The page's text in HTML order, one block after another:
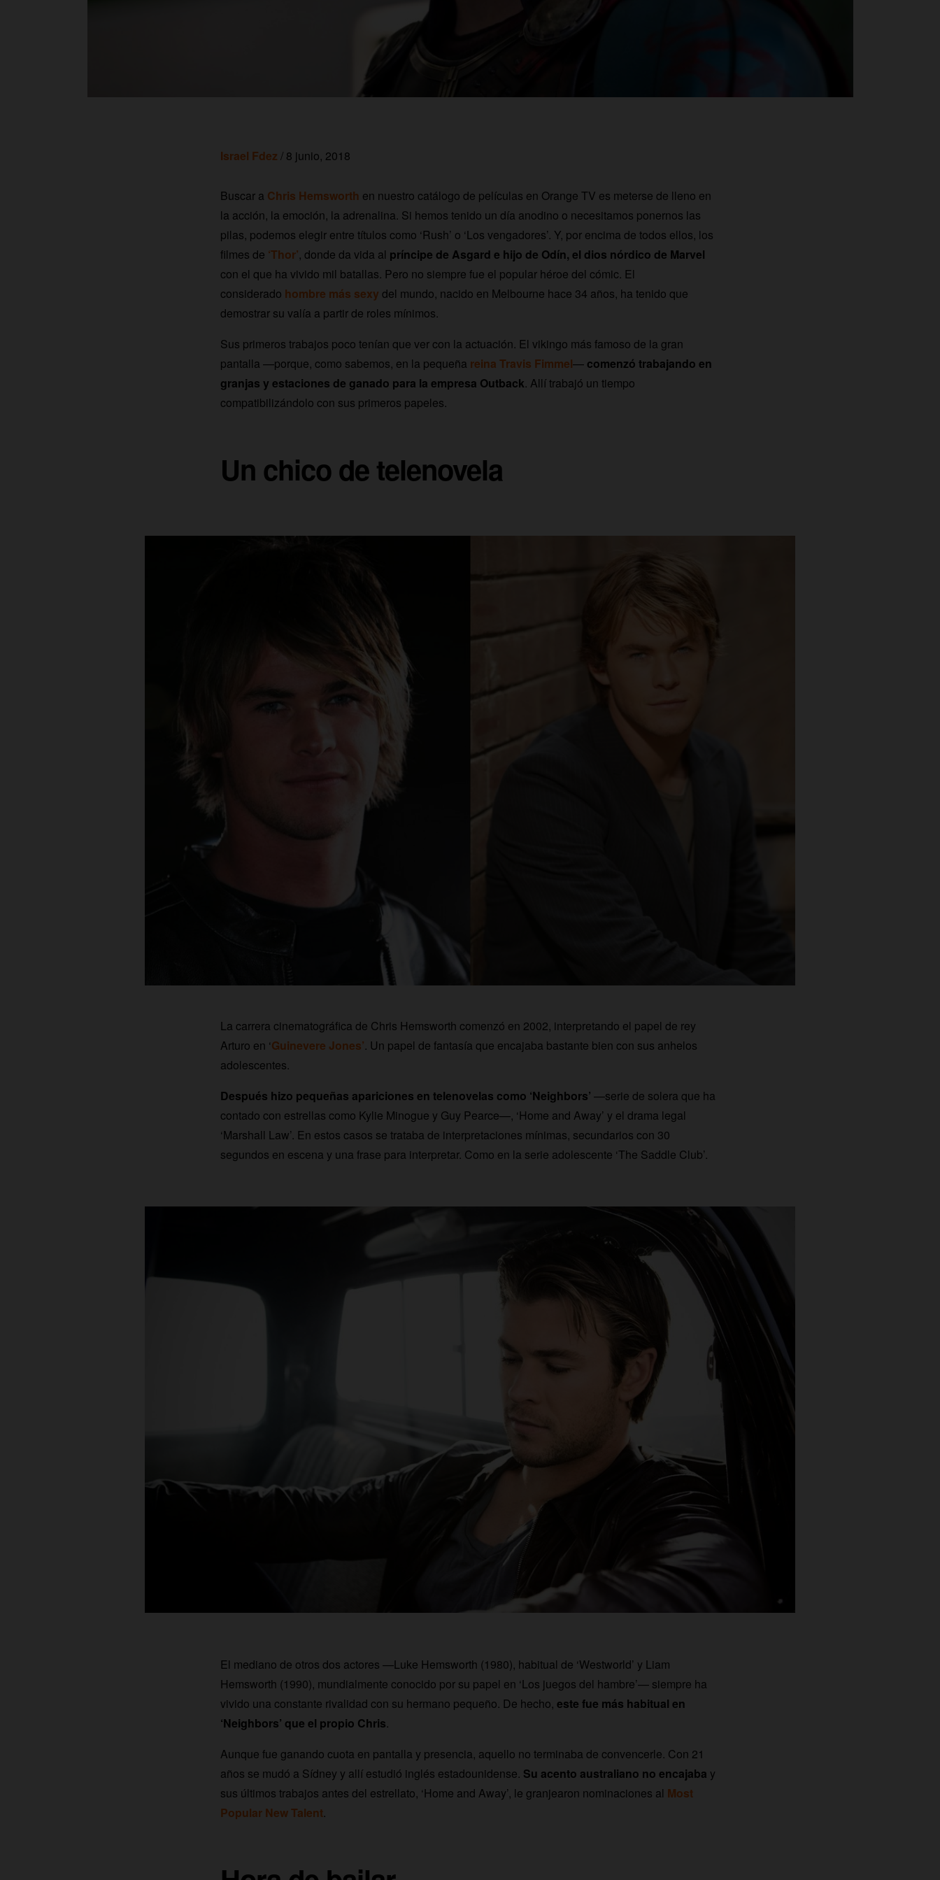
Israel Fdez / 8 junio, 2018
Buscar a Chris Hemsworth en nuestro catálogo de películas en Orange TV es meterse de lleno en
la acción, la emoción, la adrenalina. Si hemos tenido un día anodino o necesitamos ponernos las
pilas, podemos elegir entre títulos como ‘Rush’ o ‘Los vengadores’. Y, por encima de todos ellos, los
filmes de ‘Thor’, donde da vida al príncipe de Asgard e hijo de Odín, el dios nórdico de Marvel
con el que ha vivido mil batallas. Pero no siempre fue el popular héroe del cómic. El
considerado hombre más sexy del mundo, nacido en Melbourne hace 34 años, ha tenido que
demostrar su valía a partir de roles mínimos.
Sus primeros trabajos poco tenían que ver con la actuación. El vikingo más famoso de la gran
pantalla —porque, como sabemos, en la pequeña reina Travis Fimmel— comenzó trabajando en
granjas y estaciones de ganado para la empresa Outback. Allí trabajó un tiempo
compatibilizándolo con sus primeros papeles.
Un chico de telenovela
La carrera cinematográfica de Chris Hemsworth comenzó en 2002, interpretando el papel de rey
Arturo en ‘Guinevere Jones’. Un papel de fantasía que encajaba bastante bien con sus anhelos
adolescentes.
Después hizo pequeñas apariciones en telenovelas como ‘Neighbors’ —serie de solera que ha
contado con estrellas como Kylie Minogue y Guy Pearce—, ‘Home and Away’ y el drama legal
‘Marshall Law’. En estos casos se trataba de interpretaciones mínimas, secundarios con 30
segundos en escena y una frase para interpretar. Como en la serie adolescente ‘The Saddle Club’.
El mediano de otros dos actores —Luke Hemsworth (1980), habitual de ‘Westworld’ y Liam
Hemsworth (1990), mundialmente conocido por su papel en ‘Los juegos del hambre’— siempre ha
vivido una constante rivalidad con su hermano pequeño. De hecho, este fue más habitual en
‘Neighbors’ que el propio Chris.
Aunque fue ganando cuota en pantalla y presencia, aquello no terminaba de convencerle. Con 21
años se mudó a Sídney y allí estudió inglés estadounidense. Su acento australiano no encajaba y
sus últimos trabajos antes del estrellato, ‘Home and Away’, le granjearon nominaciones al Most
Popular New Talent.